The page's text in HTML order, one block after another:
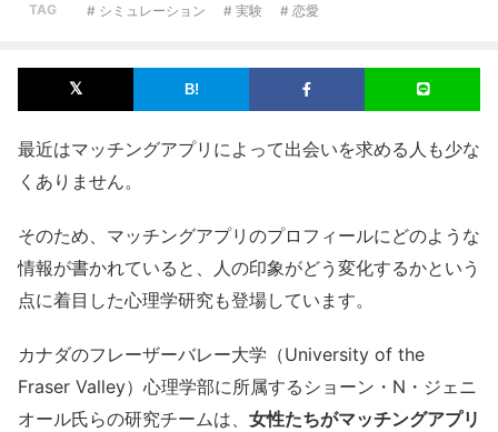
TAG # シミュレーション # 実験 # 恋愛
最近はマッチングアプリによって出会いを求める人も少な
くありません。
そのため、マッチングアプリのプロフィールにどのような
情報が書かれていると、人の印象がどう変化するかという
点に着目した心理学研究も登場しています。
カナダのフレーザーバレー大学（University of the
Fraser Valley）心理学部に所属するショーン・N・ジェニ
オール氏らの研究チームは、 女性たちがマッチングアプリ